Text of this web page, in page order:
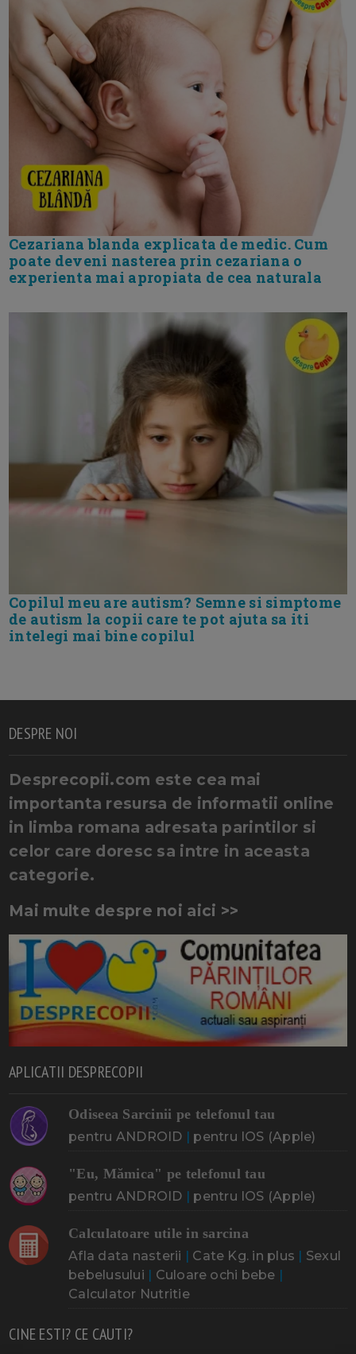
Cezariana blanda explicata de medic. Cum
poate deveni nasterea prin cezariana o
experienta mai apropiata de cea naturala
Copilul meu are autism? Semne si simptome
de autism la copii care te pot ajuta sa iti
intelegi mai bine copilul
DESPRE NOI
Desprecopii.com este cea mai
importanta resursa de informatii online
in limba romana adresata parintilor si
celor care doresc sa intre in aceasta
categorie.
Mai multe despre noi aici >>
APLICATII DESPRECOPII
Odiseea Sarcinii pe telefonul tau
pentru ANDROID pentru IOS (Apple)
"Eu, Mămica" pe telefonul tau
pentru ANDROID pentru IOS (Apple)
Calculatoare utile in sarcina
Afla data nasterii Cate Kg. in plus
Sexul
bebelusului
Culoare ochi bebe
Calculator Nutritie
CINE ESTI? CE CAUTI?